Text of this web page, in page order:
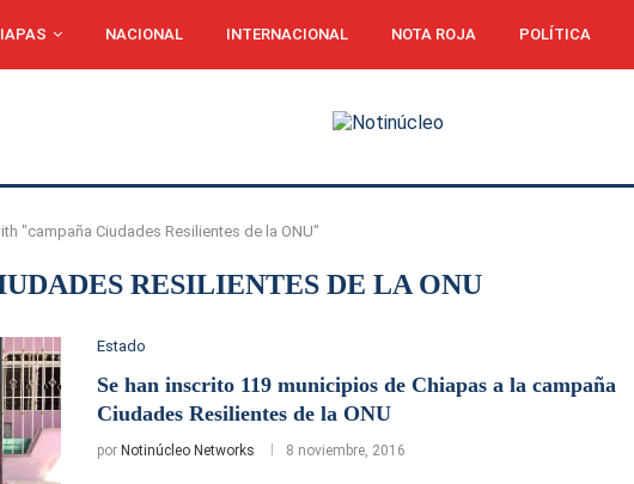
NACIONAL INTERNACIONAL NOTA ROJA POLÍTICA
"campaña Ciudades Resilientes de la ONU"
RESILIENTES DE LA ONU
Estado
Se han inscrito 119 municipios de Chiapas a la campaña
Ciudades Resilientes de la ONU
por Notinúcleo Networks 8 noviembre, 2016